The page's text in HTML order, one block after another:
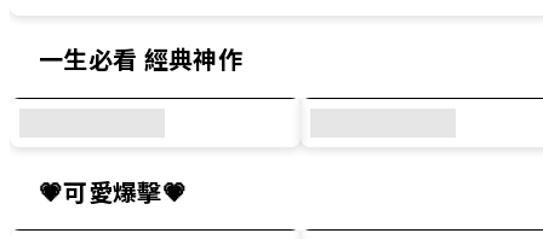
一生必看 經典神作
💗可愛爆擊💗